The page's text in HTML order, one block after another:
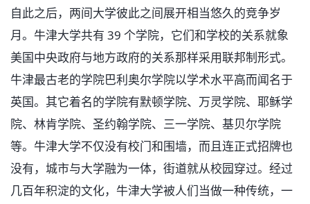
自此之后，两间大学彼此之间展开相当悠久的竞争岁
月。牛津大学共有 39 个学院，它们和学校的关系就象
美国中央政府与地方政府的关系那样采用联邦制形式。
牛津最古老的学院巴利奥尔学院以学术水平高而闻名于
英国。其它着名的学院有默顿学院、万灵学院、耶稣学
院、林肯学院、圣约翰学院、三一学院、基贝尔学院
等。牛津大学不仅没有校门和围墙，而且连正式招牌也
没有，城市与大学融为一体，街道就从校园穿过。经过
几百年积淀的文化，牛津大学被人们当做一种传统，一